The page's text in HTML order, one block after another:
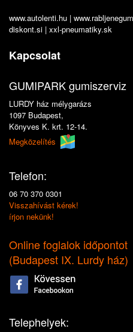
www.autolenti.hu |
diskont.si | xxl-pneumatiky.sk
Kapcsolat
GUMIPARK gumiszerviz
LURDY ház mélygarázs
1097 Budapest,
Könyves K. krt. 12-14.
Megközelítés
Telefon:
06 70 370 0301
Visszahívást kérek!
írjon nekünk!
Online foglalok időpontot
(Budapest IX. Lurdy ház)
Telephelyek: